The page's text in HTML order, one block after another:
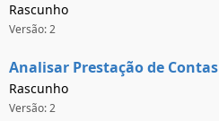
Rascunho
Versão: 2
Analisar Prestação de Contas
Rascunho
Versão: 2